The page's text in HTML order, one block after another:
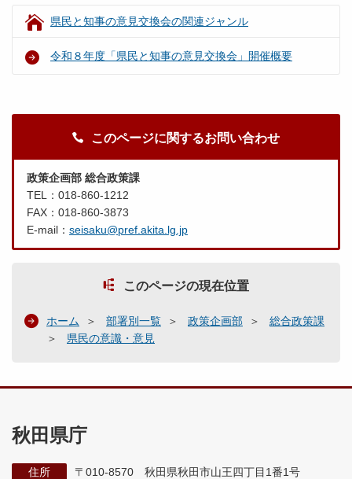
県民と知事の意見交換会の関連ジャンル
令和８年度「県民と知事の意見交換会」開催概要
このページに関するお問い合わせ
政策企画部 総合政策課
TEL：018-860-1212
FAX：018-860-3873
E-mail： seisaku@pref.akita.lg.jp
このページの現在位置
ホーム 部署別一覧 政策企画部
総合政策課
県民の意識・意見
秋田県庁
住所
〒010-8570 秋田県秋田市山王四丁目1番1号